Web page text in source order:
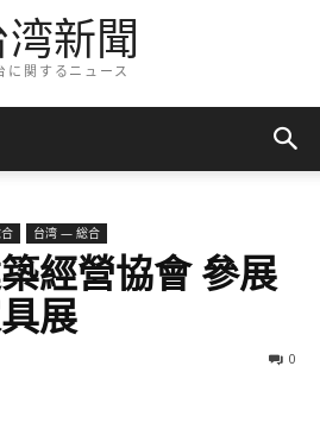
湾新聞
に関するニュース
台湾 — 総合
經營協會 參展
展
0